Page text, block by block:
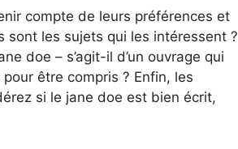
compte de leurs préférences et
sont les sujets qui les intéressent ?
doe – s’agit-il d’un ouvrage qui
être compris ? Enfin, les
si le jane doe est bien écrit,